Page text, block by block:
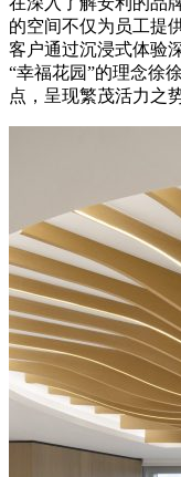
的空间不仅为员工提
客户通过沉浸式体验
“幸福花园”的理念徐
点，呈现繁茂活力之